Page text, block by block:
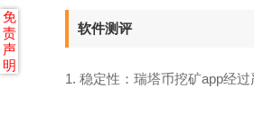
软件测评
1. 稳定性：瑞塔币挖矿app经
免
责
声
明